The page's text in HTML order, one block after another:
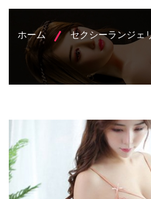
ホーム セクシーランジェ